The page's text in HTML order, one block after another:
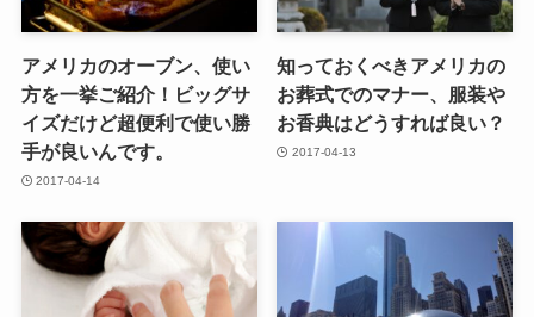
アメリカのオーブン、使い
方を一挙ご紹介！ビッグサ
イズだけど超便利で使い勝
手が良いんです。
2017-04-14
知っておくべきアメリカの
お葬式でのマナー、服装や
お香典はどうすれば良い？
2017-04-13